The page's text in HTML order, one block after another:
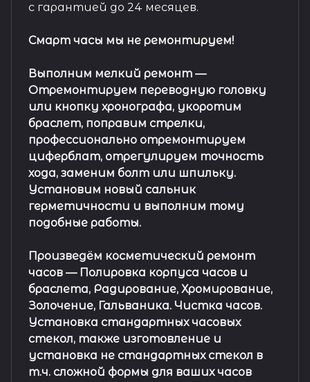
с гарантией до 24 месяцев.
Смарт часы мы не ремонтируем!
Выполним мелкий ремонт —
Отремонтируем переводную головку
или кнопку хронографа, укоротим
браслет, поправим стрелки,
профессионально отремонтируем
циферблат, отрегулируем точность
хода, заменим болт или шпильку.
Установим новый сальник
герметичности и выполним тому
подобные работы.
Произведём косметический ремонт
часов — Полировка корпуса часов и
браслета, Радирование, Хромирование,
Золочение, Гальваника. Чистка часов.
Установка стандартных часовых
стекол, также изготовление и
установка не стандартных стекол в
т.ч. сложной формы для ваших часов